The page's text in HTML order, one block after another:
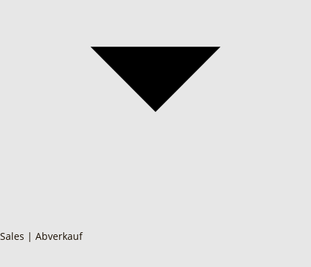
Sales | Abverkauf